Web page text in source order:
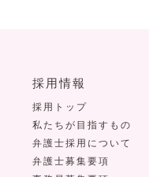
採用情報
採用トップ
私たちが目指すもの
弁護士採用について
弁護士募集要項